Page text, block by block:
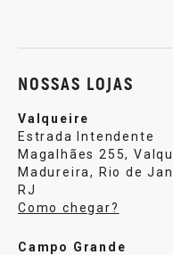
NOSSAS LOJAS
Valqueire
Estrada Intendente
Magalhães 255,
Madureira, Rio de
RJ
Como chegar?
Campo Grande